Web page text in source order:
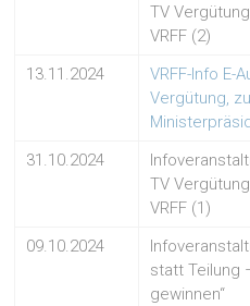
TV
VRFF (2)
13.11.2024
VRFF-Info E-
Vergütung,
31.10.2024
TV
VRFF (1)
09.10.2024
statt Teilung
gewinnen“